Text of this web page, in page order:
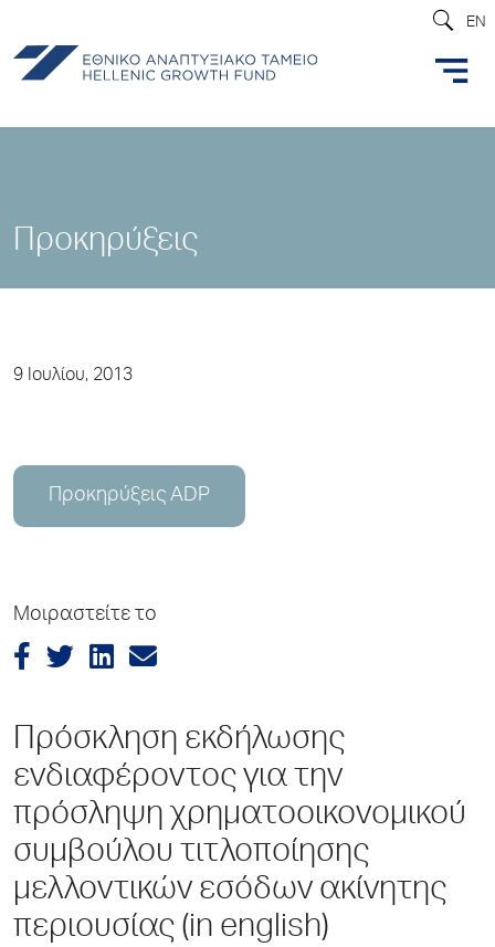
EN
Προκηρύξεις
9 Ιουλίου, 2013
Προκηρύξεις ADP
Μοιραστείτε το
Πρόσκληση εκδήλωσης
ενδιαφέροντος για την
πρόσληψη χρηματοοικονομικού
συμβούλου τιτλοποίησης
μελλοντικών εσόδων ακίνητης
περιουσίας (in english)